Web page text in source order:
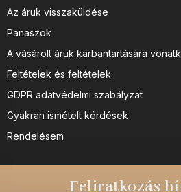
Az áruk visszaküldése
Panaszok
A vásárolt áruk karbantartására
Feltételek és feltételek
GDPR adatvédelmi szabályzat
Gyakran ismételt kérdések
Rendelésem
Feliratkozás